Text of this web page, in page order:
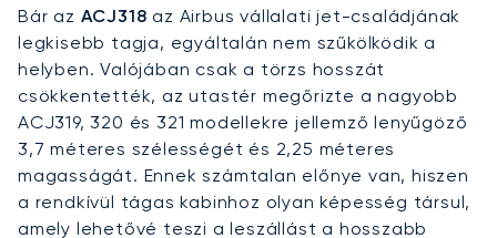
Bár az ACJ318 az Airbus vállalati jet-családjának
legkisebb tagja, egyáltalán nem szűkölködik a
helyben. Valójában csak a törzs hosszát
csökkentették, az utastér megőrizte a nagyobb
ACJ319, 320 és 321 modellekre jellemző lenyűgöző
3,7 méteres szélességét és 2,25 méteres
magasságát. Ennek számtalan előnye van, hiszen
a rendkívül tágas kabinhoz olyan képesség társul,
amely lehetővé teszi a leszállást a hosszabb